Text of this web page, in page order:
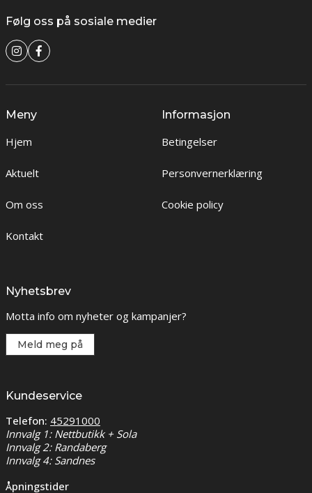
Følg oss på sosiale medier
Meny
Hjem
Aktuelt
Om oss
Kontakt
Informasjon
Betingelser
Personvernerklæring
Cookie policy
Nyhetsbrev
Motta info om nyheter og kampanjer?
Meld meg på
Kundeservice
Telefon: 45291000
Innvalg 1: Nettbutikk + Sola
Innvalg 2: Randaberg
Innvalg 4: Sandnes
Åpningstider